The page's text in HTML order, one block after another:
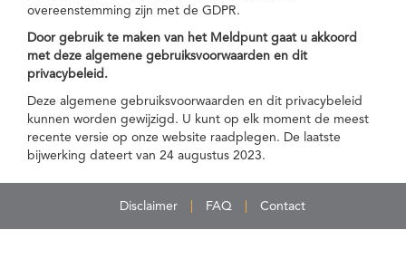
overeenstemming zijn met de GDPR.
Door gebruik te maken van het Meldpunt gaat u akkoord
met deze algemene gebruiksvoorwaarden en dit
privacybeleid.
Deze algemene gebruiksvoorwaarden en dit privacybeleid
kunnen worden gewijzigd. U kunt op elk moment de meest
recente versie op onze website raadplegen. De laatste
bijwerking dateert van 24 augustus 2023.
Disclaimer FAQ Contact